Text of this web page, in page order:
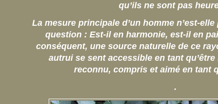
qu’ils ne sont pas
La mesure principale d’un homme n’est-
question : Est-il en harmonie, est-il en
conséquent, une source naturelle de ce
autrui se sent accessible en tant qu’être
reconnu, compris et aimé en tant
.